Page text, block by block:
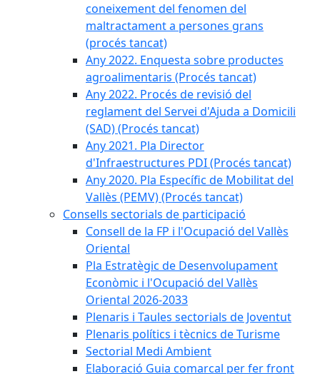
coneixement del fenomen del
maltractament a persones grans
(procés tancat)
Any 2022. Enquesta sobre productes
agroalimentaris (Procés tancat)
Any 2022. Procés de revisió del
reglament del Servei d'Ajuda a Domicili
(SAD) (Procés tancat)
Any 2021. Pla Director
d'Infraestructures PDI (Procés tancat)
Any 2020. Pla Específic de Mobilitat del
Vallès (PEMV) (Procés tancat)
Consells sectorials de participació
Consell de la FP i l'Ocupació del Vallès
Oriental
Pla Estratègic de Desenvolupament
Econòmic i l'Ocupació del Vallès
Oriental 2026-2033
Plenaris i Taules sectorials de Joventut
Plenaris polítics i tècnics de Turisme
Sectorial Medi Ambient
Elaboració Guia comarcal per fer front